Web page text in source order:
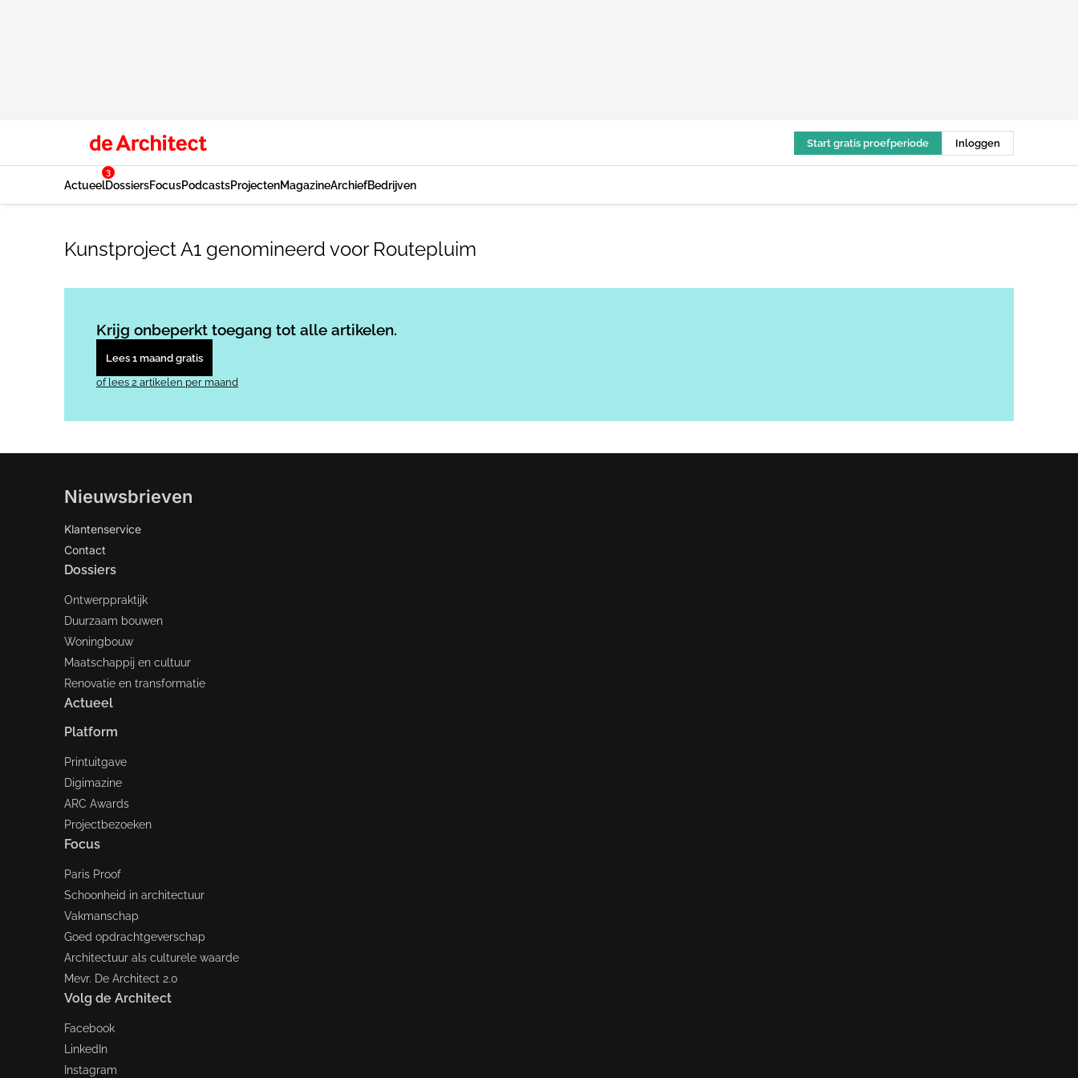
Start gratis proefperiode Inloggen
Actueel
3
DossiersFocusPodcastsProjectenMagazineArchiefBedrijven
Kunstproject A1 genomineerd voor Routepluim
Krijg onbeperkt toegang tot alle artikelen.
Lees 1 maand gratis
of lees 2 artikelen per maand
Nieuwsbrieven
Klantenservice
Contact
Dossiers
Ontwerppraktijk
Duurzaam bouwen
Woningbouw
Maatschappij en cultuur
Renovatie en transformatie
Actueel
Platform
Printuitgave
Digimazine
ARC Awards
Projectbezoeken
Focus
Paris Proof
Schoonheid in architectuur
Vakmanschap
Goed opdrachtgeverschap
Architectuur als culturele waarde
Mevr. De Architect 2.0
Volg de Architect
Facebook
LinkedIn
Instagram